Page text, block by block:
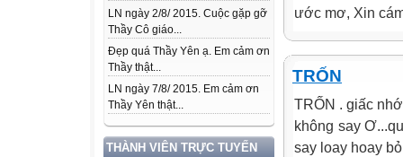
LN ngày 2/8/ 2015. Cuộc gặp gỡ
Thầy Cô giáo...
Đẹp quá Thầy Yên ạ. Em cảm ơn
Thầy thật...
LN ngày 7/8/ 2015. Em cảm ơn
Thầy Yên thật...
THÀNH VIÊN TRỰC TUYẾN
ước mơ, Xin
TRỐN
TRỐN . giấc
không say
say loay hoay